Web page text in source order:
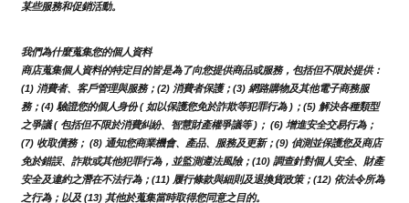
某些服務和促銷活動。
我們為什麼蒐集您的個人資料
商店蒐集個人資料的特定目的皆是為了向您提供商品或服務，包括但不限於提供：
(1) 消費者、客戶管理與服務；(2) 消費者保護；(3) 網路購物及其他電子商務服
務；(4) 驗證您的個人身份 ( 如以保護您免於詐欺等犯罪行為 )；(5) 解決各種類型
之爭議 ( 包括但不限於消費糾紛、智慧財產權爭議等 )； (6) 增進安全交易行為；
(7) 收取債務； (8) 通知您商業機會、產品、服務及更新；(9) 偵測並保護您及商店
免於錯誤、詐欺或其他犯罪行為，並監測遵法風險；(10) 調查針對個人安全、財產
安全及違約之潛在不法行為；(11) 履行條款與細則及退換貨政策；(12) 依法令所為
之行為；以及 (13) 其他於蒐集當時取得您同意之目的。